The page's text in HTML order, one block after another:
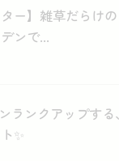
ー】雑草だらけの
ンで...
ランクアップする、
✨